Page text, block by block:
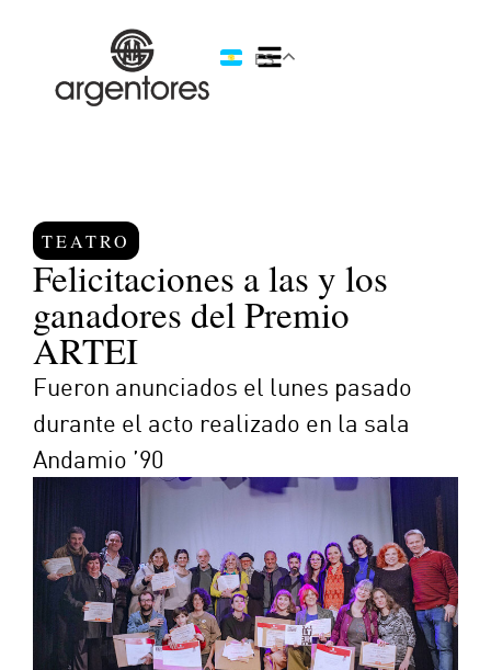
ES
TEATRO
Felicitaciones a las y los
ganadores del Premio
ARTEI
Fueron anunciados el lunes pasado
durante el acto realizado en la sala
Andamio ’90